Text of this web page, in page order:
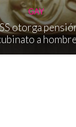
GAY
otorga
a